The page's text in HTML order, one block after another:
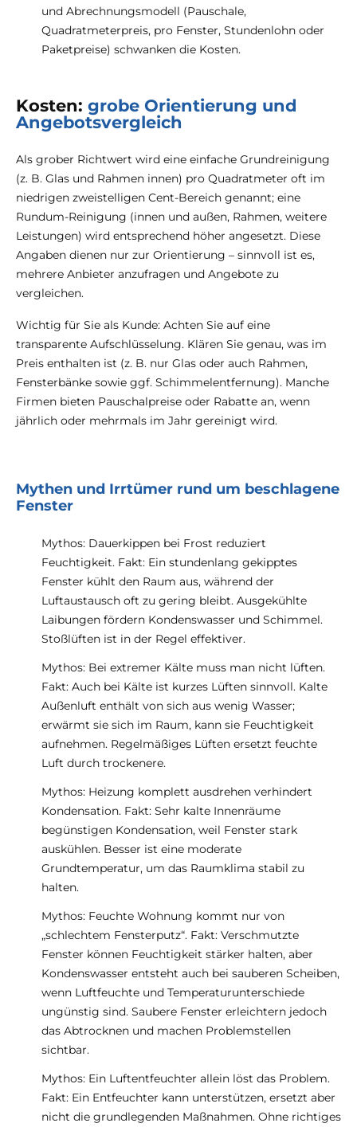
und Abrechnungsmodell (Pauschale,
Quadratmeterpreis, pro Fenster, Stundenlohn oder
Paketpreise) schwanken die Kosten.
Kosten: grobe Orientierung und
Angebotsvergleich
Als grober Richtwert wird eine einfache Grundreinigung
(z. B. Glas und Rahmen innen) pro Quadratmeter oft im
niedrigen zweistelligen Cent-Bereich genannt; eine
Rundum-Reinigung (innen und außen, Rahmen, weitere
Leistungen) wird entsprechend höher angesetzt. Diese
Angaben dienen nur zur Orientierung – sinnvoll ist es,
mehrere Anbieter anzufragen und Angebote zu
vergleichen.
Wichtig für Sie als Kunde: Achten Sie auf eine
transparente Aufschlüsselung. Klären Sie genau, was im
Preis enthalten ist (z. B. nur Glas oder auch Rahmen,
Fensterbänke sowie ggf. Schimmelentfernung). Manche
Firmen bieten Pauschalpreise oder Rabatte an, wenn
jährlich oder mehrmals im Jahr gereinigt wird.
Mythen und Irrtümer rund um beschlagene
Fenster
Mythos: Dauerkippen bei Frost reduziert
Feuchtigkeit. Fakt: Ein stundenlang gekipptes
Fenster kühlt den Raum aus, während der
Luftaustausch oft zu gering bleibt. Ausgekühlte
Laibungen fördern Kondenswasser und Schimmel.
Stoßlüften ist in der Regel effektiver.
Mythos: Bei extremer Kälte muss man nicht lüften.
Fakt: Auch bei Kälte ist kurzes Lüften sinnvoll. Kalte
Außenluft enthält von sich aus wenig Wasser;
erwärmt sie sich im Raum, kann sie Feuchtigkeit
aufnehmen. Regelmäßiges Lüften ersetzt feuchte
Luft durch trockenere.
Mythos: Heizung komplett ausdrehen verhindert
Kondensation. Fakt: Sehr kalte Innenräume
begünstigen Kondensation, weil Fenster stark
auskühlen. Besser ist eine moderate
Grundtemperatur, um das Raumklima stabil zu
halten.
Mythos: Feuchte Wohnung kommt nur von
„schlechtem Fensterputz“. Fakt: Verschmutzte
Fenster können Feuchtigkeit stärker halten, aber
Kondenswasser entsteht auch bei sauberen Scheiben,
wenn Luftfeuchte und Temperaturunterschiede
ungünstig sind. Saubere Fenster erleichtern jedoch
das Abtrocknen und machen Problemstellen
sichtbar.
Mythos: Ein Luftentfeuchter allein löst das Problem.
Fakt: Ein Entfeuchter kann unterstützen, ersetzt aber
nicht die grundlegenden Maßnahmen. Ohne richtiges